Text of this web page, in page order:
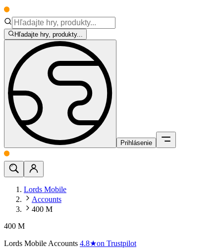
Hľadajte hry, produkty...
Prihlásenie
Lords Mobile
Accounts
400 M
400 M
Lords Mobile Accounts 4.8★on Trustpilot